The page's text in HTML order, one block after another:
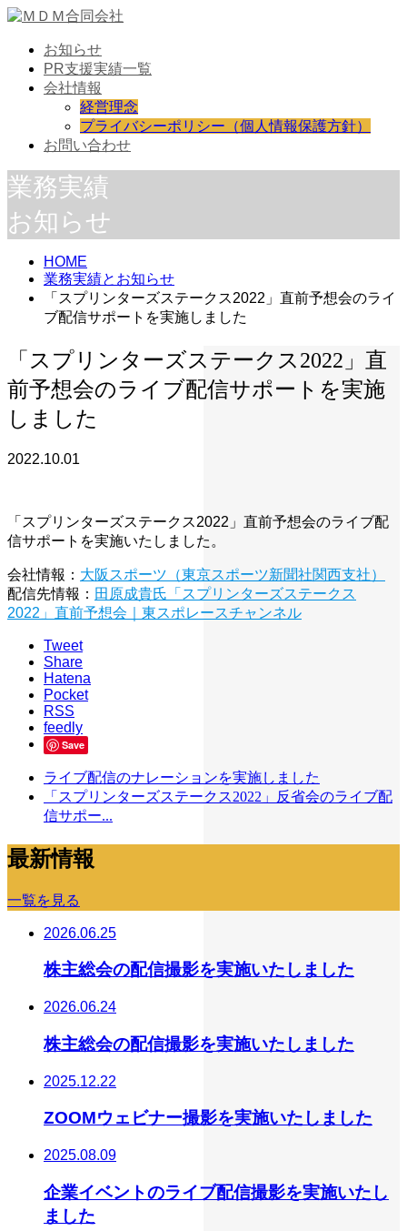
お知らせ
PR支援実績一覧
会社情報
経営理念
プライバシーポリシー（個人情報保護方針）
お問い合わせ
業務実績
お知らせ
HOME
業務実績とお知らせ
「スプリンターズステークス2022」直前予想会のライ
ブ配信サポートを実施しました
「スプリンターズステークス2022」直
前予想会のライブ配信サポートを実施
しました
2022.10.01
「スプリンターズステークス2022」直前予想会のライブ配
信サポートを実施いたしました。
会社情報： 大阪スポーツ（東京スポーツ新聞社関西支社）
配信先情報： 田原成貴氏「スプリンターズステークス
2022」直前予想会｜東スポレースチャンネル
Tweet
Share
Hatena
Pocket
RSS
feedly
Save
ライブ配信のナレーションを実施しました
「スプリンターズステークス2022」反省会のライブ配
信サポー...
最新情報
一覧を見る
2026.06.25
株主総会の配信撮影を実施いたしました
2026.06.24
株主総会の配信撮影を実施いたしました
2025.12.22
ZOOMウェビナー撮影を実施いたしました
2025.08.09
企業イベントのライブ配信撮影を実施いたし
ました